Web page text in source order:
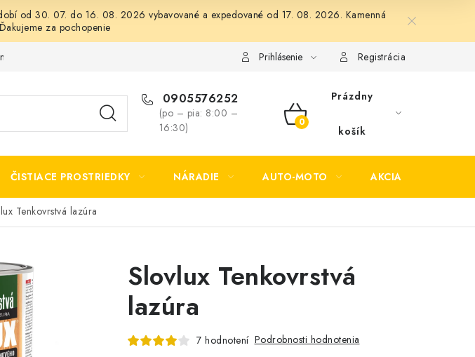
od 30. 07. do 16. 08. 2026 vybavované a expedované od 17. 08. 2026. Kamenná
za pochopenie
ochrany osobných údajov Formulár na odstúpenie od zmluvy Formulár na reklamáciu
Prihlásenie Registrácia
0905576252
(po – pia: 8:00 –
16:30)
NÁKUPNÝ
Prázdny
košík
ČISTIACE PROSTRIEDKY NÁRADIE AUTO-MOTO AKCIA
Tenkovrstvá lazúra
Slovlux Tenkovrstvá
lazúra
7 hodnotení Podrobnosti hodnotenia